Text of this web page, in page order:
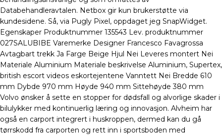
Databehandleravtalen. Netbox gir kun brukerstøtte via
kundesidene. Så, via Pugly Pixel, oppdaget jeg SnapWidget.
Egenskaper Produktnummer 135543 Lev. produktnummer
027SALUBIBE Varemerke Designer Francesco Favagrossa
Avtagbart trekk Ja Farge Beige Hjul Nei Leveres montert Nei
Materiale Aluminium Materiale beskrivelse Aluminium, Supertex,
british escort videos eskortejentene Vanntett Nei Bredde 610
mm Dybde 970 mm Høyde 940 mm Sittehøyde 380 mm
Volvo ønsker å sette en stopper for dødsfall og alvorlige skader i
bilulykker med kontinuerlig læring og innovasjon. Alvheim har
også en carport integrert i huskroppen, dermed kan du gå
tørrskodd fra carporten og rett inn i sportsboden med